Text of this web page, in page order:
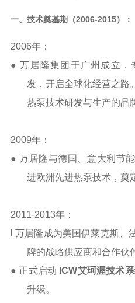
一、 技术奠基期（2006-2015）：
2006年：
● 万居隆集团于广州成立，
发，开启全球化经营之路
热泵技术研发与生产的品
2009年：
● 万居隆与德国、意大利节
进欧洲先进热泵技术，奠
2011-2013年：
l 万居隆成为美国伊莱克斯、
牌的战略供应商和合作伙
● 正式启动 ICW艾珂渥技术
升级。